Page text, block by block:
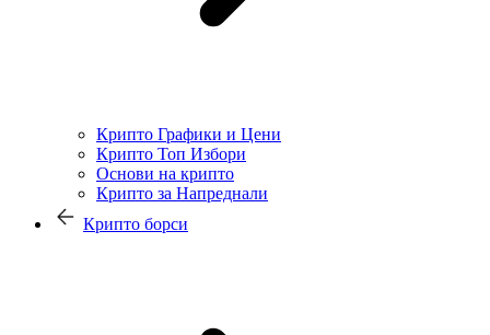
Крипто Графики и Цени
Крипто Топ Избори
Основи на крипто
Крипто за Напреднали
Крипто борси